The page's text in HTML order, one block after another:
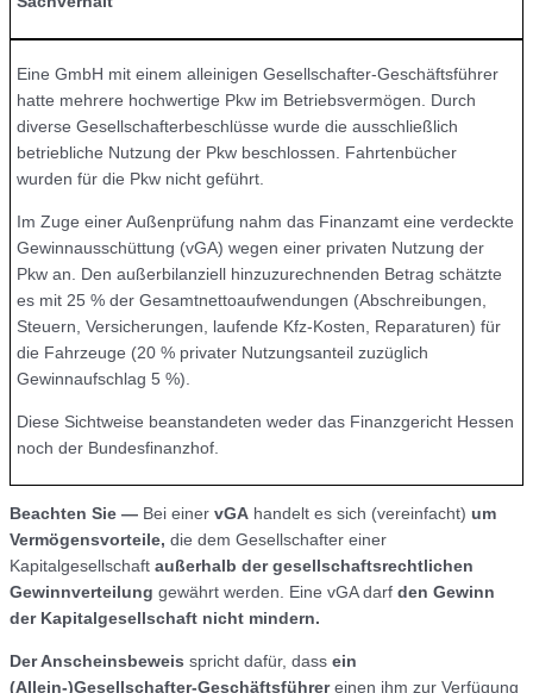
Eine GmbH mit einem alleinigen Gesellschafter-Geschäftsführer
hatte mehrere hochwertige Pkw im Betriebsvermögen. Durch
diverse Gesellschafterbeschlüsse wurde die ausschließlich
betriebliche Nutzung der Pkw beschlossen. Fahrtenbücher
wurden für die Pkw nicht geführt.
Im Zuge einer Außenprüfung nahm das Finanzamt eine verdeckte
Gewinnausschüttung (vGA) wegen einer privaten Nutzung der
Pkw an. Den außerbilanziell hinzuzurechnenden Betrag schätzte
es mit 25 % der Gesamtnettoaufwendungen (Abschreibungen,
Steuern, Versicherungen, laufende Kfz-Kosten, Reparaturen) für
die Fahrzeuge (20 % privater Nutzungsanteil zuzüglich
Gewinnaufschlag 5 %).
Diese Sichtweise beanstandeten weder das Finanzgericht Hessen
noch der Bundesfinanzhof.
Beachten Sie — Bei einer vGA handelt es sich (vereinfacht) um
Vermögensvorteile, die dem Gesellschafter einer
Kapitalgesellschaft außerhalb der gesellschaftsrechtlichen
Gewinnverteilung gewährt werden. Eine vGA darf den Gewinn
der Kapitalgesellschaft nicht mindern.
Der Anscheinsbeweis spricht dafür, dass ein
(Allein-)Gesellschafter-Geschäftsführer einen ihm zur Verfügung